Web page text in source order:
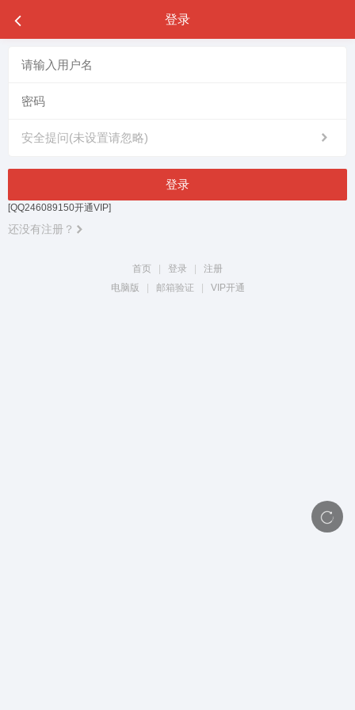
登录
安全提问(未设置请忽略)
登录
[QQ246089150开通VIP]
还没有注册？
首页 登录
注册
电脑版
邮箱验证 VIP开通